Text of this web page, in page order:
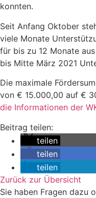
konnten.
Seit Anfang Oktober
viele Monate
für bis zu 12 Monate
bis Mitte März 2021
Die maximale
von € 15.000,00 auf €
die Informationen der
Beitrag teilen:
teilen
teilen
teilen
Zurück zur Übersicht
Sie haben Fragen dazu